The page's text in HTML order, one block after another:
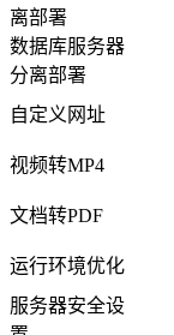
离部署
数据库服务器
分离部署
自定义网址
视频转MP4
文档转PDF
运行环境优化
服务器安全设